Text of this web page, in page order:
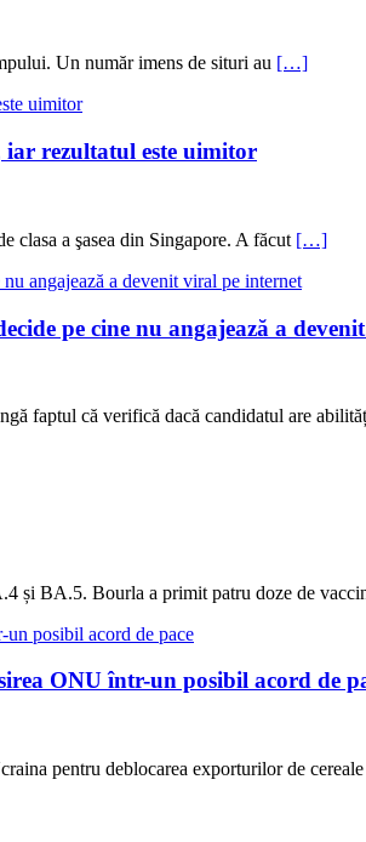
Un număr imens de situri au […]
iar rezultatul este uimitor
clasa a şasea din Singapore. A făcut […]
pe cine nu angajează a
faptul că verifică dacă candidatul are
și BA.5. Bourla a primit patru doze de
ONU într-un posibil acord de
pentru deblocarea exporturilor de